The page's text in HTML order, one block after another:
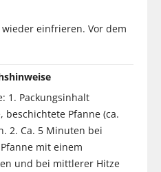
einfrieren. Vor dem
1. Packungsinhalt
Pfanne (ca.
2. Ca. 5 Minuten bei
mit einem
und bei mittlerer Hitze